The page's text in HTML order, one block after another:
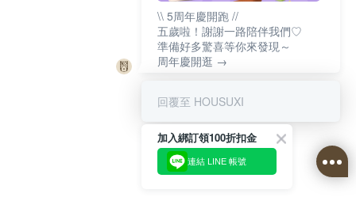
\\ 5周年慶開跑 //
五歲啦！謝謝一路陪伴我們♡
準備好多驚喜等你來發現～
周年慶開逛 →
回覆至 HOUSUXI
加入綁訂領100折扣金
連結 LINE 帳號